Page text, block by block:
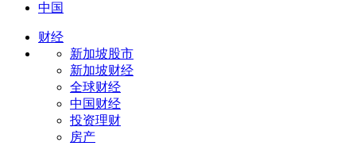
中国
财经
新加坡股市
新加坡财经
全球财经
中国财经
投资理财
房产